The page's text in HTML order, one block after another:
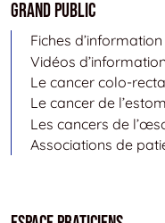
Grand public
Fiches d’information
Vidéos d’information
Le cancer colo-
Le cancer de
Les cancers de
Associations de